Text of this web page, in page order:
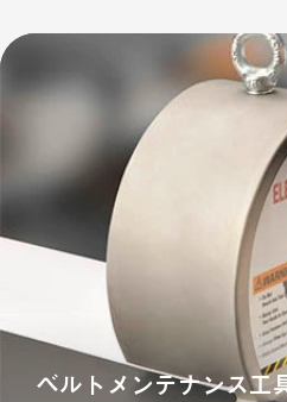
ベルトメンテナンス工